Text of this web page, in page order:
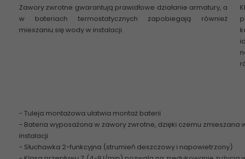
Zawory zwrotne gwarantują prawidłowe działanie armatury, a
w bateriach termostatycznych zapobiegają również
mieszaniu się wody w instalacji.
- Tuleja montażowa ułatwia montaż baterii
- Bateria wyposażona w zawory zwrotne, dzięki czemu zmieszana
instalacji
- Słuchawka 2-funkcyjna (strumień deszczowy i napowietrzony)